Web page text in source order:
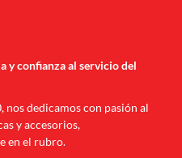
y confianza al servicio del
nos dedicamos con pasión al
y accesorios,
en el rubro.